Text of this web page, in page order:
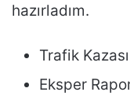
hazırladım.
Trafik
Eksper